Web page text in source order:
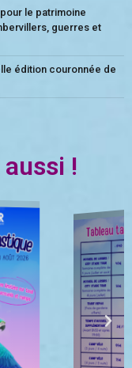
le patrimoine
guerres et
édition couronnée de
!